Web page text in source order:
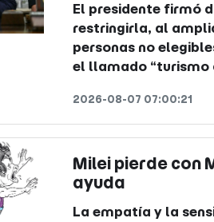
El presidente firmó
restringirla, al
personas no
el llamado “turismo
2026-08-07 07:00:21
Milei pierde con
ayuda
La empatía y la